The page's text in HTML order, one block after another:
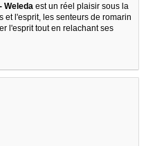
Weleda est un réel plaisir sous la
et l'esprit, les senteurs de romarin
l'esprit tout en relachant ses